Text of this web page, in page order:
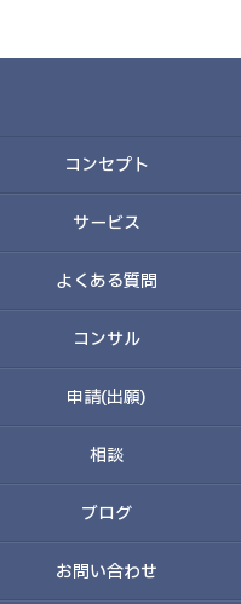
コンセプト
サービス
よくある質問
コンサル
申請(出願)
相談
ブログ
お問い合わせ